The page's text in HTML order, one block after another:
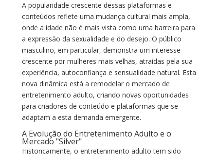
A popularidade crescente dessas plataformas e
conteúdos reflete uma mudança cultural mais ampla,
onde a idade não é mais vista como uma barreira para
a expressão da sexualidade e do desejo. O público
masculino, em particular, demonstra um interesse
crescente por mulheres mais velhas, atraídas pela sua
experiência, autoconfiança e sensualidade natural. Esta
nova dinâmica está a remodelar o mercado de
entretenimento adulto, criando novas oportunidades
para criadores de conteúdo e plataformas que se
adaptam a esta demanda emergente.
A Evolução do Entretenimento Adulto e o
Mercado "Silver"
Historicamente, o entretenimento adulto tem sido